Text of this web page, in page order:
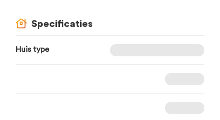
Specificaties
Huis type